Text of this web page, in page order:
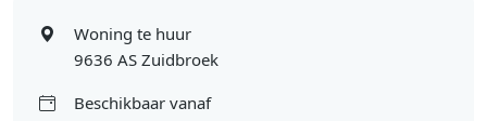
Woning te huur
9636 AS Zuidbroek
Beschikbaar vanaf